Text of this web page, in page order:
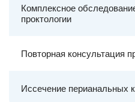
Комплексное
проктологии
Повторная консультация
Иссечение перианальных